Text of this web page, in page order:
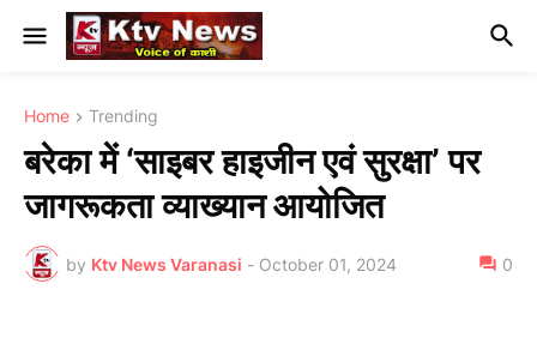
Home Trending
बरेका में ‘साइबर हाइजीन एवं सुरक्षा’ पर
जागरूकता व्याख्यान आयोजित
by Ktv News Varanasi - October 01, 2024 0